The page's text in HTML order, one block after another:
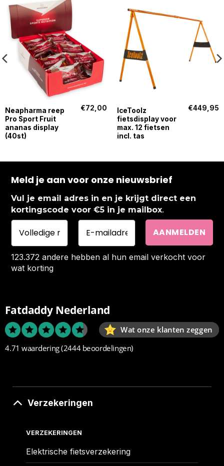
Neapharma reep
Pro Sport Fruit
ananas display
(40st)
€72,00
IceToolz
fietsdisplay voor
max. 12 fietsen
incl. tas
€449,95
Meld je aan voor onze nieuwsbrief
Vul je email adres in en je krijgt direct een
kortingscode voor €5 in je mailbox.
123.372 andere hebben al hun email verkocht voor
wat korting
Fatdaddy Nederland
Wat onze klanten zeggen
4.71 waardering(2444 beoordelingen)
Verzekeringen
VERZEKERINGEN
Elektrische fietsverzekering